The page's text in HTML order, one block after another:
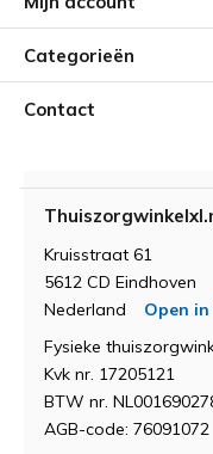
Categorieën
Contact
Kruisstraat 61
5612 CD Eindhoven
Nederland
Open
Fysieke
Kvk nr. 17205121
BTW nr.
AGB-code: 76091072